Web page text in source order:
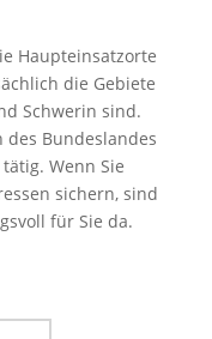
Haupteinsatzorte
die Gebiete
Schwerin sind.
Bundeslandes
Wenn Sie
sichern, sind
für Sie da.